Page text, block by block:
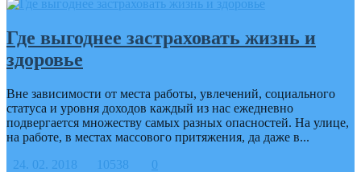
Где выгоднее застраховать жизнь и
здоровье
Вне зависимости от места работы, увлечений, социального
статуса и уровня доходов каждый из нас ежедневно
подвергается множеству самых разных опасностей. На улице,
на работе, в местах массового притяжения, да даже в...
24. 02. 2018
10538 0